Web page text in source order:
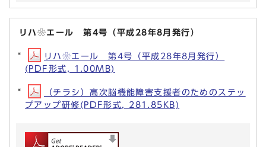
リハ❀エール 第4号（平成28年8月発行）
リハ❀エール 第4号（平成28年8月発行）
(PDF形式, 1.00MB)
（チラシ）高次脳機能障害支援者のためのステッ
プアップ研修(PDF形式, 281.85KB)